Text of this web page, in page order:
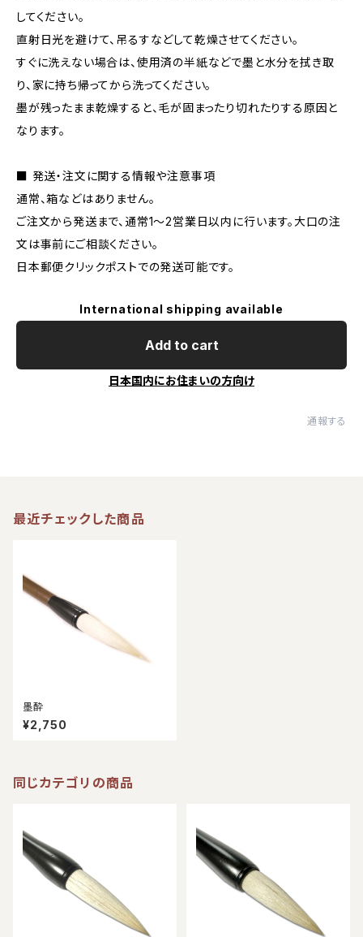
してください。
直射日光を避けて、吊るすなどして乾燥させてください。
すぐに洗えない場合は、使用済の半紙などで墨と水分を拭き取
り、家に持ち帰ってから洗ってください。
墨が残ったまま乾燥すると、毛が固まったり切れたりする原因と
なります。
■ 発送・注文に関する情報や注意事項
通常、箱などはありません。
ご注文から発送まで、通常1～2営業日以内に行います。大口の注
文は事前にご相談ください。
日本郵便クリックポストでの発送可能です。
International shipping available
Add to cart
日本国内にお住まいの方向け
通報する
最近チェックした商品
墨酔
¥2,750
同じカテゴリの商品